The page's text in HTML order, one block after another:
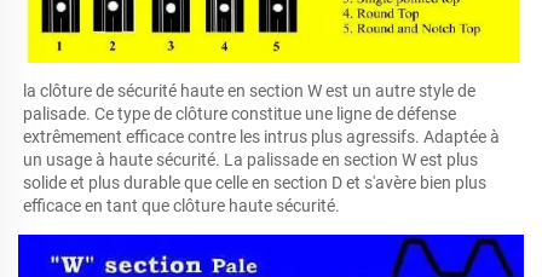
la clôture de sécurité haute en section W est un autre style de
palisade. Ce type de clôture constitue une ligne de défense
extrêmement efficace contre les intrus plus agressifs. Adaptée à
un usage à haute sécurité. La palissade en section W est plus
solide et plus durable que celle en section D et s'avère bien plus
efficace en tant que clôture haute sécurité.